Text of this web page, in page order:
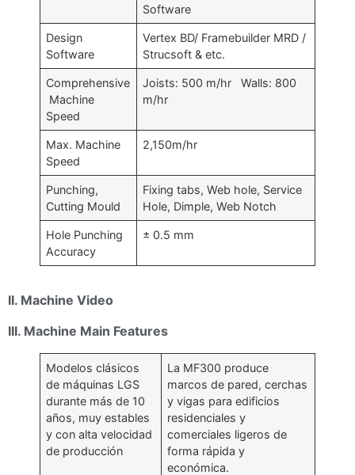
Software
Design
Software
Vertex BD/ Framebuilder MRD /
Strucsoft & etc.
Comprehensive
Machine
Speed
Joists: 500 m/hr Walls: 800
m/hr
Max. Machine
Speed
2,150m/hr
Punching,
Cutting Mould
Fixing tabs, Web hole, Service
Hole, Dimple, Web Notch
Hole Punching
Accuracy
± 0.5 mm
II. Machine Video
III. Machine Main Features
Modelos clásicos
de máquinas LGS
durante más de 10
años, muy estables
y con alta velocidad
de producción
La MF300 produce
marcos de pared, cerchas
y vigas para edificios
residenciales y
comerciales ligeros de
forma rápida y
económica.